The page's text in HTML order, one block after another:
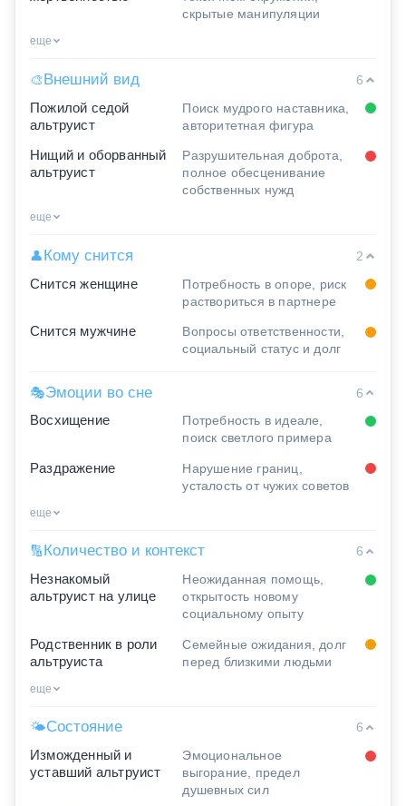
скрытые манипуляции
еще
🎨Внешний вид
6
Пожилой седой
альтруист
Поиск мудрого наставника,
авторитетная фигура
Нищий и оборванный
альтруист
Разрушительная доброта,
полное обесценивание
собственных нужд
еще
👤Кому снится
2
Снится женщине
Потребность в опоре, риск
раствориться в партнере
Снится мужчине
Вопросы ответственности,
социальный статус и долг
🎭Эмоции во сне
6
Восхищение
Потребность в идеале,
поиск светлого примера
Раздражение
Нарушение границ,
усталость от чужих советов
еще
🔢 Количество и контекст
6
Незнакомый
альтруист на улице
Неожиданная помощь,
открытость новому
социальному опыту
Родственник в роли
альтруиста
Семейные ожидания, долг
перед близкими людьми
еще
🌤Состояние
6
Изможденный и
уставший альтруист
Эмоциональное
выгорание, предел
душевных сил